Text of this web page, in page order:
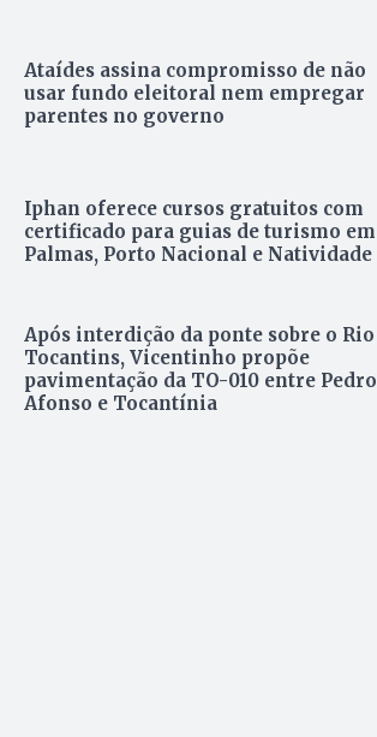
Ataídes assina compromisso de não
usar fundo eleitoral nem empregar
parentes no governo
Iphan oferece cursos gratuitos com
certificado para guias de turismo em
Palmas, Porto Nacional e Natividade
Após interdição da ponte sobre o Rio
Tocantins, Vicentinho propõe
pavimentação da TO-010 entre Pedro
Afonso e Tocantínia